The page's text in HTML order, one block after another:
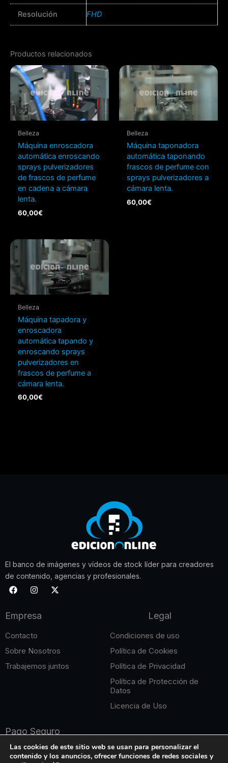
Resolución FHD
Productos relacionados
Belleza
Máquina enroscadora
automática enroscando
sprays pulverizadores
de frascos de perfume
en cadena a cámara
lenta.
60,00€
Belleza
Máquina taponadora
automática taponando
frascos de perfume con
sprays pulverizadores a
cámara lenta.
60,00€
Belleza
Máquina tapadora y
enroscadora
automática tapando y
enroscando sprays
pulverizadores en
frascos de perfume a
cámara lenta.
60,00€
El banco de imágenes y vídeos de stock líder para creadores
de contenido, agencias y profesionales.
F
a
b
o
I
n
a
r
m
X
-
r
Empresa
Contacto
Sobre Nosotros
Trabajemos juntos
Legal
Condiciones de uso
Política de Cookies
Política de Privacidad
Política de Protección de
Datos
Licencia de Uso
Pago Seguro
Las cookies de este sitio web se usan para personalizar el
contenido y los anuncios, ofrecer funciones de redes sociales y